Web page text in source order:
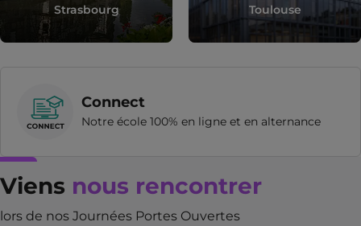
Strasbourg Toulouse
Connect
Notre école 100% en ligne et en alternance
Viens nous rencontrer
lors de nos Journées Portes Ouvertes